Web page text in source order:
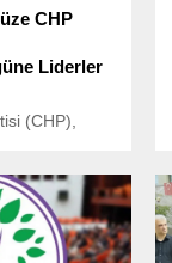
CHP
Liderler
(CHP),